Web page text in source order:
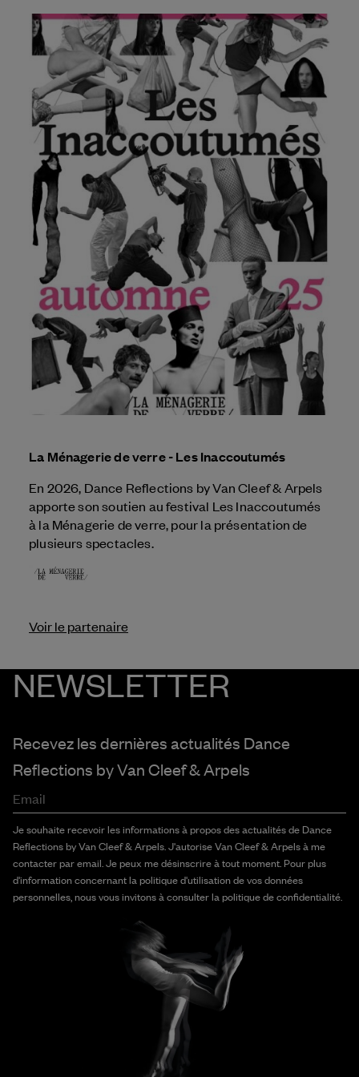
La Ménagerie de verre - Les Inaccoutumés
En 2026, Dance Reflections byVan Cleef & Arpels
apporte son soutien au festival Les Inaccoutumés
à la Ménagerie de verre, pour la présentation de
plusieurs spectacles.
Voir le partenaire
NEWSLETTER
Recevez les dernières actualités Dance
Reflections byVan Cleef & Arpels
Email
Je souhaite recevoir les informations à propos des actualités de Dance
Reflections by Van Cleef & Arpels. J'autorise Van Cleef & Arpels à me
contacter par email. Je peux me désinscrire à tout moment. Pour plus
d'information concernant la politique d'utilisation de vos données
personnelles, nous vous invitons à consulter la politique de confidentialité.